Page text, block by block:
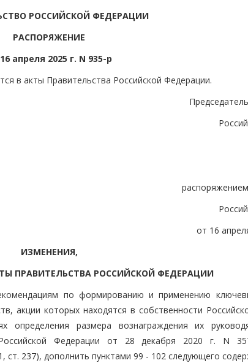
РОССИЙСКОЙ ФЕДЕРАЦИИ
РАСПОРЯЖЕНИЕ
апреля 2025 г. N 935-р
в акты Правительства Российской Федерации.
от 16
ИЗМЕНЕНИЯ,
ПРАВИТЕЛЬСТВА РОССИЙСКОЙ ФЕДЕРАЦИИ
по формированию и применению
акции которых находятся в собственности
определения размера вознаграждения их
Федерации от 28 декабря 2020 г. N
ст. 237), дополнить пунктами 99 - 102 следующего